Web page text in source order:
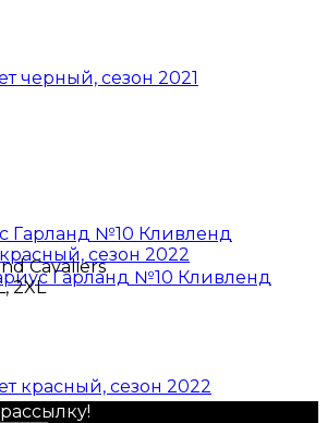
Гарланд №10 Кливленд
сезон 2022
Cavaliers
2XL